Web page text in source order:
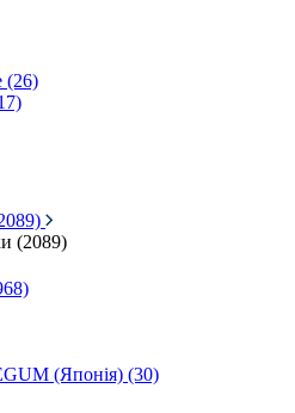
(26)
(2089)
(Японія) (30)